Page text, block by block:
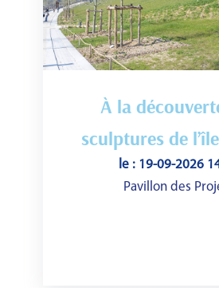
À la
sculptures de
le : 19-09-2026
Pavillon des